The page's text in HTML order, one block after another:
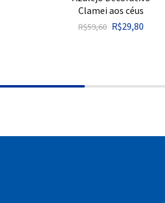
Clamei aos céus
R$59,60 R$29,80